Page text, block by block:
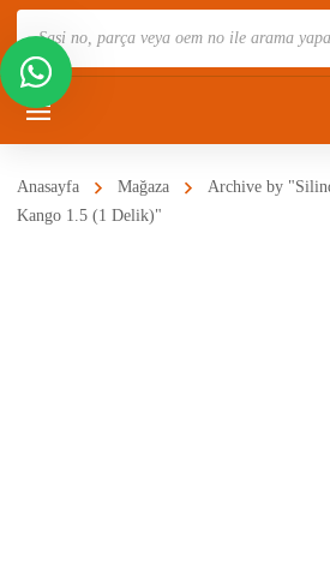
Ara
Anasayfa Mağaza
Archive by
Kango 1.5 (1 Delik)"